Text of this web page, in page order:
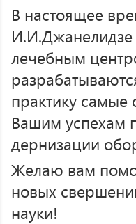
В настоящее
лечебным
практику самые
Вашим успехам
дернизации
Желаю вам
новых
науки!